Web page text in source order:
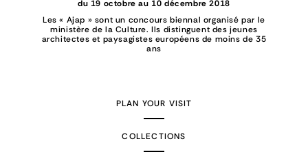
du 19 octobre au 10 décembre 2018
Les « Ajap » sont un concours biennal organisé par le
ministère de la Culture. Ils distinguent des jeunes
architectes et paysagistes européens de moins de 35
ans
PLAN YOUR VISIT
COLLECTIONS